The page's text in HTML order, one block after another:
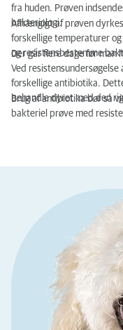
fra huden. Prøven
bakteriologi.
Afhængigt af prøven
forskellige temperaturer
og resistensbestemme
Der går flere dage før man
Ved
forskellige antibiotika.
behandle dyret med den
Brug af antibiotika bør så
bakteriel prøve med